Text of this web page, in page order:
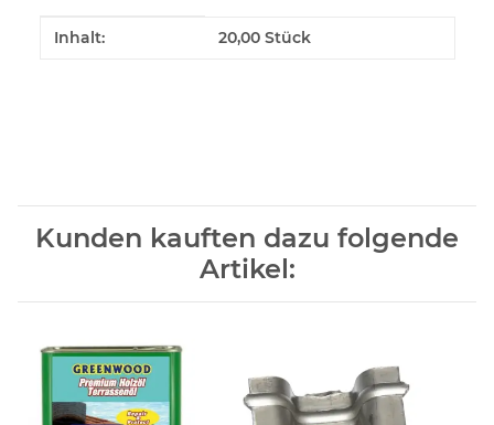
Produkteigenschaft
Wert
Inhalt: 20,00 Stück
Kunden kauften dazu folgende
Artikel: